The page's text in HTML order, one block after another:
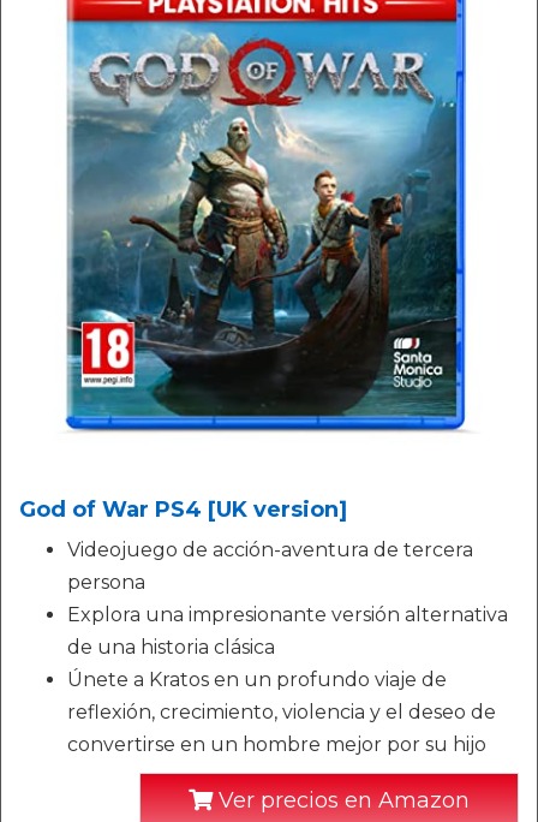
God of War PS4 [UK version]
Videojuego de acción-aventura de tercera
persona
Explora una impresionante versión alternativa
de una historia clásica
Únete a Kratos en un profundo viaje de
reflexión, crecimiento, violencia y el deseo de
convertirse en un hombre mejor por su hijo
Ver precios en Amazon